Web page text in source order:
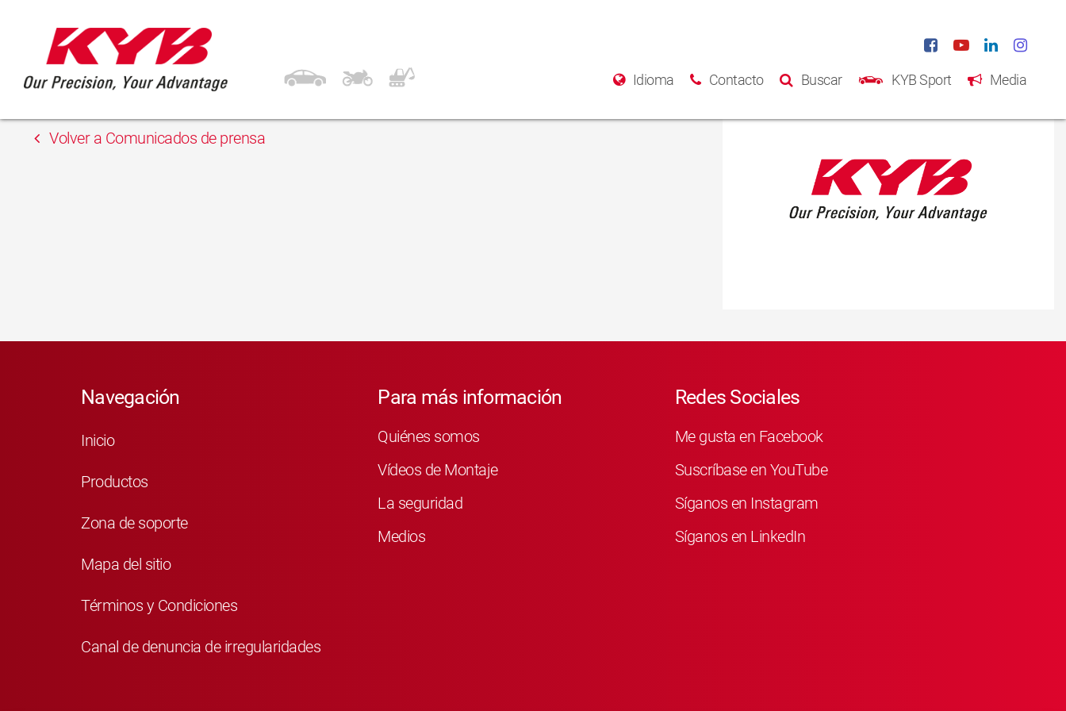
Idioma Contacto Buscar KYB Sport Media
Auto-Land
Volver a Comunicados de prensa
Navegación
Inicio
Productos
Zona de soporte
Mapa del sitio
Términos y Condiciones
Canal de denuncia de irregularidades
Para más información
Quiénes somos
Vídeos de Montaje
La seguridad
Medios
Redes Sociales
Me gusta en Facebook
Suscríbase en YouTube
Síganos en Instagram
Síganos en LinkedIn